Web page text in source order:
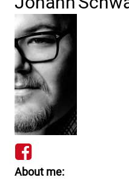
https://
About me